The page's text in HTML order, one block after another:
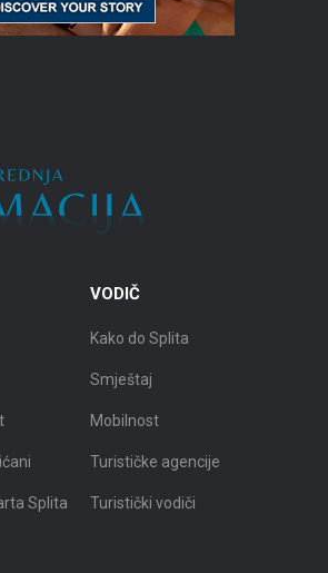
Splita
VODIČ
Kako do Splita
Smještaj
Mobilnost
Turističke agencije
Turistički vodiči